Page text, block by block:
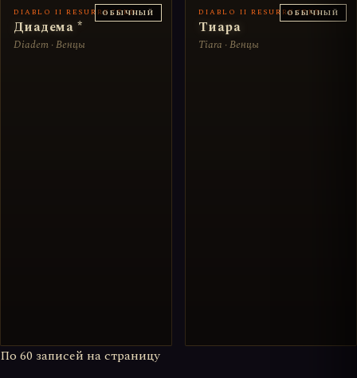
ОБЫЧНЫЙ
DIABLO II RESURRECTED
Диадема *
Diadem · Венцы
ОБЫЧНЫЙ
DIABLO II RESURRECTED
Тиара
Tiara · Венцы
По 60 записей на страницу